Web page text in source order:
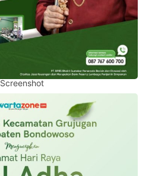
Screenshot